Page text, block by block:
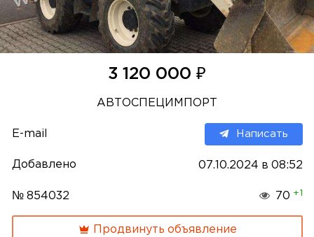
3 120 000 ₽
АВТОСПЕЦИМПОРТ
E-mail Написать
Добавлено 07.10.2024 в 08:52
№ 854032 70 +1
Продвинуть объявление